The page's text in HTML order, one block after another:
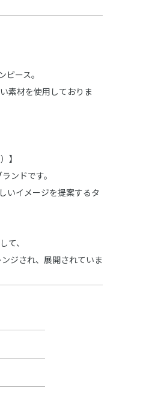
ース。
素材を使用しておりま
】
ンドです。
いイメージを提案するタ
て、
ジされ、展開されていま